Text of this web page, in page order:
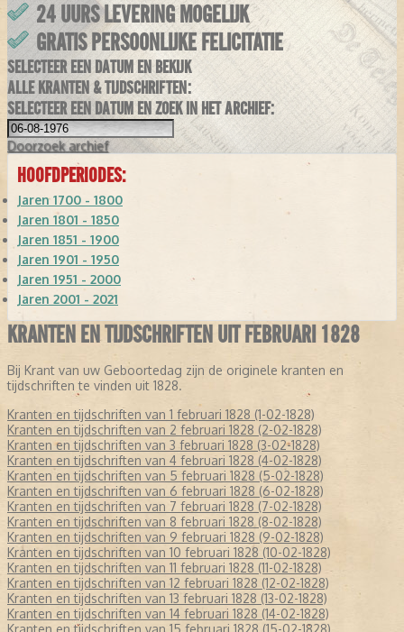
24 UURS LEVERING MOGELIJK
GRATIS PERSOONLIJKE FELICITATIE
SELECTEER EEN DATUM EN BEKIJK
ALLE KRANTEN & TIJDSCHRIFTEN:
SELECTEER EEN DATUM EN ZOEK IN HET ARCHIEF:
Doorzoek archief
HOOFDPERIODES:
Jaren 1700 - 1800
Jaren 1801 - 1850
Jaren 1851 - 1900
Jaren 1901 - 1950
Jaren 1951 - 2000
Jaren 2001 - 2021
KRANTEN EN TIJDSCHRIFTEN UIT FEBRUARI 1828
Bij Krant van uw Geboortedag zijn de originele kranten en
tijdschriften te vinden uit 1828.
Kranten en tijdschriften van 1 februari 1828 (1-02-1828)
Kranten en tijdschriften van 2 februari 1828 (2-02-1828)
Kranten en tijdschriften van 3 februari 1828 (3-02-1828)
Kranten en tijdschriften van 4 februari 1828 (4-02-1828)
Kranten en tijdschriften van 5 februari 1828 (5-02-1828)
Kranten en tijdschriften van 6 februari 1828 (6-02-1828)
Kranten en tijdschriften van 7 februari 1828 (7-02-1828)
Kranten en tijdschriften van 8 februari 1828 (8-02-1828)
Kranten en tijdschriften van 9 februari 1828 (9-02-1828)
Kranten en tijdschriften van 10 februari 1828 (10-02-1828)
Kranten en tijdschriften van 11 februari 1828 (11-02-1828)
Kranten en tijdschriften van 12 februari 1828 (12-02-1828)
Kranten en tijdschriften van 13 februari 1828 (13-02-1828)
Kranten en tijdschriften van 14 februari 1828 (14-02-1828)